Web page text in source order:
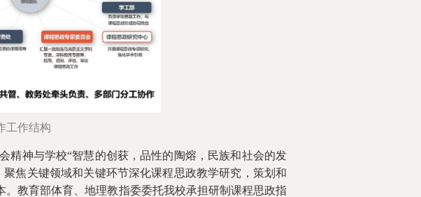
工作结构
精神与学校“智慧的创获，品性的陶熔，民族和社会的发
焦关键领域和关键环节深化课程思政教学研究，策划和
教育部体育、地理教指委委托我校承担研制课程思政指